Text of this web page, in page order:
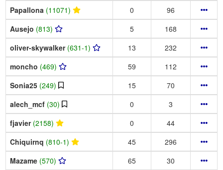
Papallona (11071) 0
96
Ausejo (813) 5
168
oliver-skywalker (631-1) 13
232
moncho (469) 59
112
Sonia25 (249) 15
70
alech_mcf (30) 0
3
fjavier (2158) 0
44
Chiquirnq (810-1) 45
296
Mazame (570) 65
30